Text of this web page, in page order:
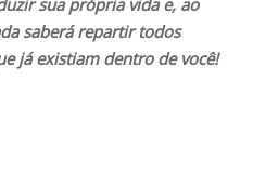
sua própria vida e, ao
saberá repartir todos
já existiam dentro de você!